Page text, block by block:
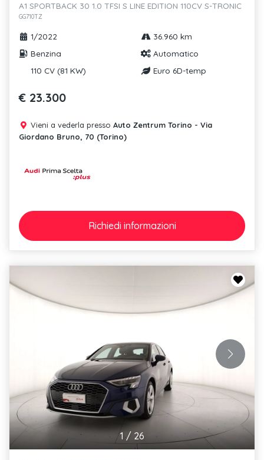
A1 SPORTBACK 30 1.0 TFSI S LINE EDITION 110CV S-TRONIC
GG710TZ
1/2022
36.960 km
Benzina
Automatico
110 CV (81 KW)
Euro 6D-temp
€ 23.300
Vieni a vederla presso Auto Zentrum Torino - Via
Giordano Bruno, 70 (Torino)
Richiedi informazioni
1 / 26